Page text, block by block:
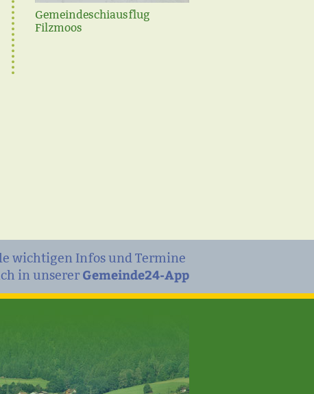
Gemeindeschiausflug
Filzmoos
wichtigen Infos und Termine
in unserer Gemeinde24-App